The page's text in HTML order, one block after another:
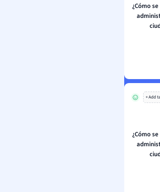
¿Cómo
+ Add
¿Cómo